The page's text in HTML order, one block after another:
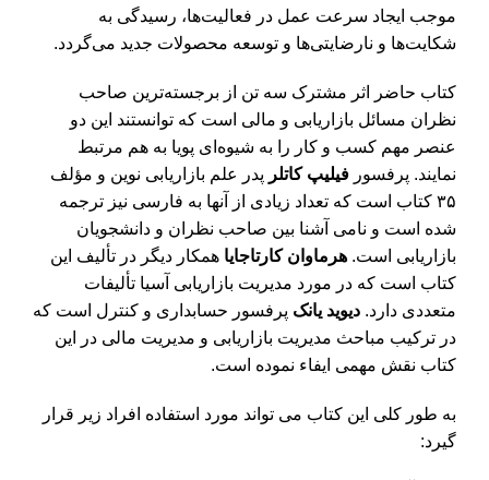
موجب ایجاد سرعت عمل در فعالیت‌ها، رسیدگی به
شکایت‌ها و نارضایتی‌ها و توسعه محصولات جدید می‌گردد.
کتاب حاضر اثر مشترک سه تن از برجسته‌ترین صاحب
نظران مسائل بازاریابی و مالی است که توانستند این دو
عنصر مهم کسب و کار را به شیوه‌ای پویا به هم مرتبط
نمایند. پرفسور فیلیپ کاتلر پدر علم بازاریابی نوین و مؤلف
۳۵ کتاب است که تعداد زیادی از آنها به فارسی نیز ترجمه
شده است و نامی آشنا بین صاحب نظران و دانشجویان
بازاریابی است. هرماوان کارتاجایا همکار دیگر در تألیف این
کتاب است که در مورد مدیریت بازاریابی آسیا تألیفات
متعددی دارد. دیوید یانک پرفسور حسابداری و کنترل است که
در ترکیب مباحث مدیریت بازاریابی و مدیریت مالی در این
کتاب نقش مهمی ایفاء نموده است.
به طور کلی این کتاب می تواند مورد استفاده افراد زیر قرار
گیرد: